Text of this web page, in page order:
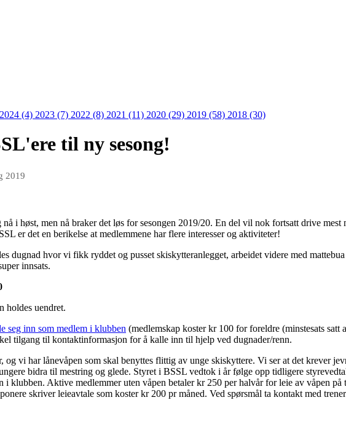
2024 (4) 2023 (7) 2022 (8) 2021 (11) 2020 (29) 2019 (58) 2018 (30)
til ny sesong!
2019
i høst, men nå braker det løs for sesongen 2019/20. En del vil nok fortsatt drive mest
er det en berikelse at medlemmene har flere interesser og aktiviteter!
dugnad hvor vi fikk ryddet og pusset skiskytteranlegget, arbeidet videre med
innsats.
holdes uendret.
seg inn som medlem i klubben (medlemskap koster kr 100 for foreldre (minstesats satt
tilgang til kontaktinformasjon for å kalle inn til hjelp ved dugnader/renn.
og vi har lånevåpen som skal benyttes flittig av unge skiskyttere. Vi ser at det krever
bidra til mestring og glede. Styret i BSSL vedtok i år følge opp tidligere
i klubben. Aktive medlemmer uten våpen betaler kr 250 per halvår for leie av våpen på
skriver leieavtale som koster kr 200 pr måned. Ved spørsmål ta kontakt med